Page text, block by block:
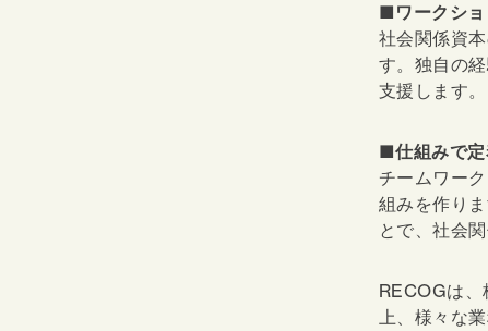
■ワークショ
社会関係資
す。独自の
支援します。
■仕組みで定
チームワー
組みを作り
とで、社会
RECOGは、
上、様々な